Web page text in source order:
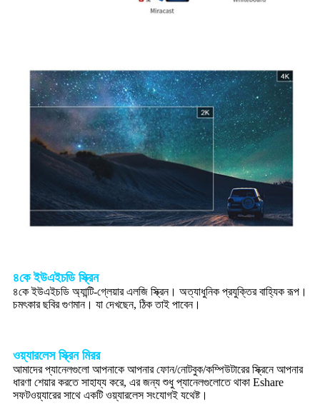
৪কে ইউএইচডি স্ক্রিন
৪কে ইউএইচডি অ্যান্টি-গ্লেয়ার এলজি স্ক্রিন। অত্যাধুনিক প্রযুক্তির বাহ্যিক রূপ।
চমৎকার ছবির গুণমান। যা দেখছেন, ঠিক তাই পাবেন।
ওয়্যারলেস স্ক্রিন মিরর
আমাদের প্যানেলগুলো আপনাকে আপনার ফোন/নোটবুক/কম্পিউটারের স্ক্রিনে আপনার
ধারণা শেয়ার করতে সাহায্য করে, এর জন্য শুধু প্যানেলগুলোতে থাকা Eshare
সফটওয়্যারের সাথে একটি ওয়্যারলেস সংযোগই যথেষ্ট।